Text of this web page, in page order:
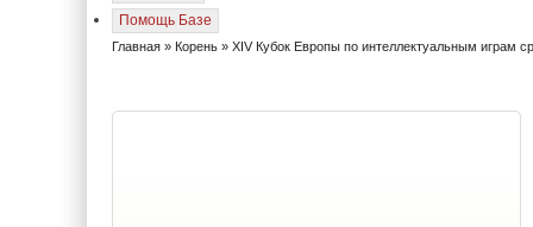
Помощь Базе
Главная » Корень » XIV Кубок Европы по интеллектуальным играм